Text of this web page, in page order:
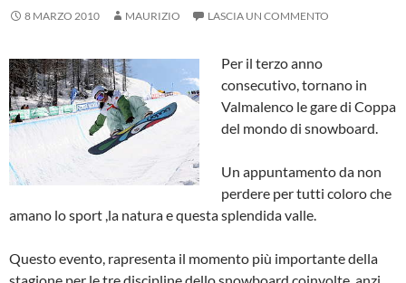
8 MARZO 2010 MAURIZIO LASCIA UN COMMENTO
Per il terzo anno
consecutivo, tornano in
Valmalenco le gare di Coppa
del mondo di snowboard.
Un appuntamento da non
perdere per tutti coloro che
amano lo sport ,la natura e questa splendida valle.
Questo evento, rapresenta il momento più importante della